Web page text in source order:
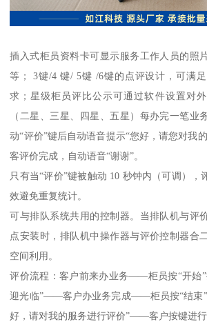
插入式柜员资料卡可显示服务工作人员的照
等； 3键/4 键/ 5键 /6键的点评设计，可满
求；星级柜员评比公示可通过软件设置对
（二星、三星、四星、五星）每办完一笔业
动“评价”键后自动语音提示“您好，请您对我
客评价完成，自动语音“谢谢”。
只有当“评价”键被触动 10 秒钟内（可调），
效避免重复统计。
可与排队系统共用的控制器。当排队机与评
点安装时，排队机中操作器与评价控制器合
空间利用。
评价流程：客户前来办业务——柜员按“开
迎光临”——客户办业务完成——柜员按“结束
好，请对我的服务进行评价”——客户按键进行